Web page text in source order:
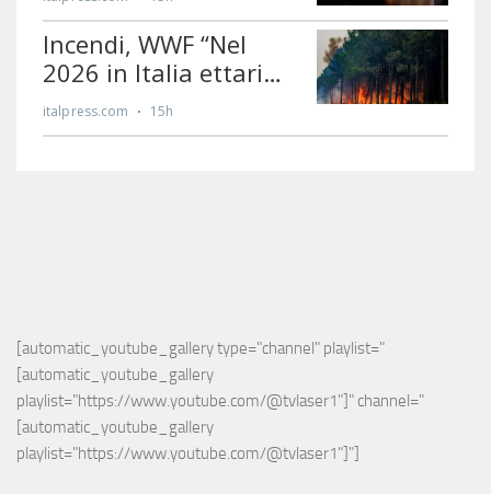
[automatic_youtube_gallery type="channel" playlist="
[automatic_youtube_gallery
playlist="https://www.youtube.com/@tvlaser1"]" channel="
[automatic_youtube_gallery
playlist="https://www.youtube.com/@tvlaser1"]"]